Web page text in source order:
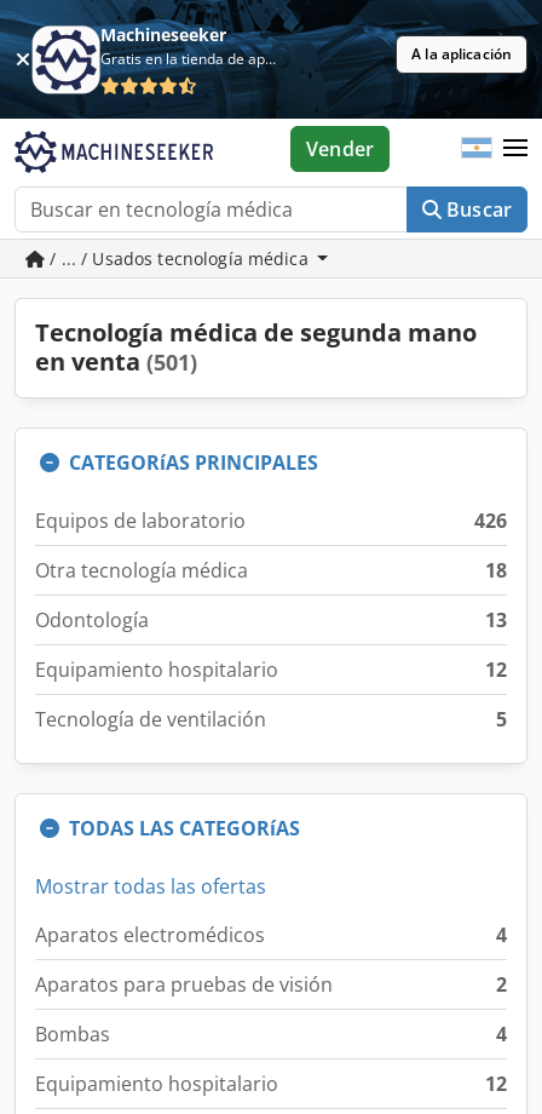
Machineseeker
Gratis en la tienda de aplicaciones A la aplicación
Buscar
Vender
/ ... / Usados tecnología médica
Tecnología médica de segunda mano
en venta (501)
CATEGORíAS PRINCIPALES
Equipos de laboratorio
426
Otra tecnología médica
18
Odontología
13
Equipamiento hospitalario
12
Tecnología de ventilación
5
TODAS LAS CATEGORíAS
Mostrar todas las ofertas
Aparatos electromédicos
4
Aparatos para pruebas de visión
2
Bombas
4
Equipamiento hospitalario
12